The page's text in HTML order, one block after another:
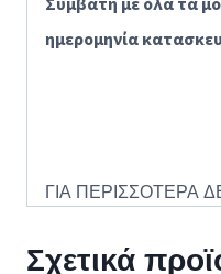
ημερομηνία
ΓΙΑ ΠΕΡΙΣΣΟΤΕΡΑ
Σχετικά